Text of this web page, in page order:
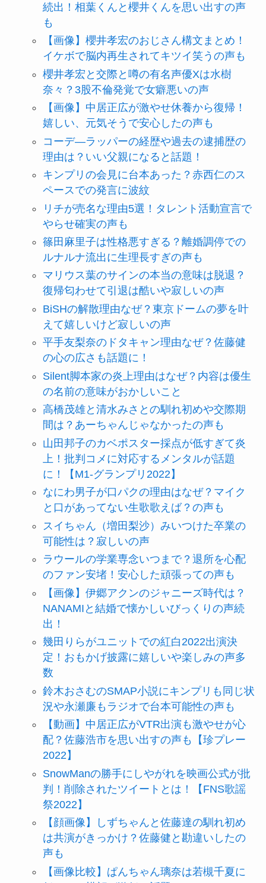
続出！相葉くんと櫻井くんを思い出すの声
も
【画像】櫻井孝宏のおじさん構文まとめ！
イケボで脳内再生されてキツイ笑うの声も
櫻井孝宏と交際と噂の有名声優Xは水樹
奈々？3股不倫発覚で女癖悪いの声
【画像】中居正広が激やせ休養から復帰！
嬉しい、元気そうで安心したの声も
コーデ―ラッパーの経歴や過去の逮捕歴の
理由は？いい父親になると話題！
キンプリの会見に台本あった？赤西仁のス
ペースでの発言に波紋
リチが売名な理由5選！タレント活動宣言で
やらせ確実の声も
篠田麻里子は性格悪すぎる？離婚調停での
ルナルナ流出に生理長すぎの声も
マリウス葉のサインの本当の意味は脱退？
復帰匂わせて引退は酷いや寂しいの声
BiSHの解散理由なぜ？東京ドームの夢を叶
えて嬉しいけど寂しいの声
平手友梨奈のドタキャン理由なぜ？佐藤健
の心の広さも話題に！
Silent脚本家の炎上理由はなぜ？内容は優生
の名前の意味がおかしいこと
高橋茂雄と清水みさとの馴れ初めや交際期
間は？あーちゃんじゃなかったの声も
山田邦子のカベポスター採点が低すぎて炎
上！批判コメに対応するメンタルが話題
に！【M1-グランプリ2022】
なにわ男子が口パクの理由はなぜ？マイク
と口があってない生歌歌えば？の声も
スイちゃん（増田梨沙）みいつけた卒業の
可能性は？寂しいの声
ラウールの学業専念いつまで？退所を心配
のファン安堵！安心した頑張っての声も
【画像】伊郷アクンのジャニーズ時代は？
NANAMIと結婚で懐かしいびっくりの声続
出！
幾田りらがユニットでの紅白2022出演決
定！おもかげ披露に嬉しいや楽しみの声多
数
鈴木おさむのSMAP小説にキンプリも同じ状
況や永瀬廉もラジオで台本可能性の声も
【動画】中居正広がVTR出演も激やせが心
配？佐藤浩市を思い出すの声も【珍プレー
2022】
SnowManの勝手にしやがれを映画公式が批
判！削除されたツイートとは！【FNS歌謡
祭2022】
【顔画像】しずちゃんと佐藤達の馴れ初め
は共演がきっかけ？佐藤健と勘違いしたの
声も
【画像比較】ぱんちゃん璃奈は若槻千夏に